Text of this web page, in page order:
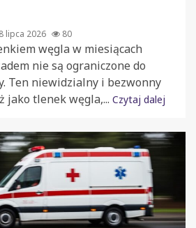
8 lipca 2026 80
węgla w miesiącach
nie są ograniczone do
Ten niewidzialny i bezwonny
jako tlenek węgla,... Czytaj dalej